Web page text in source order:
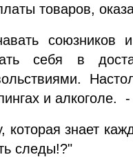
товаров,
союзников
себя в
и алкоголе.
которая знает
следы!?"